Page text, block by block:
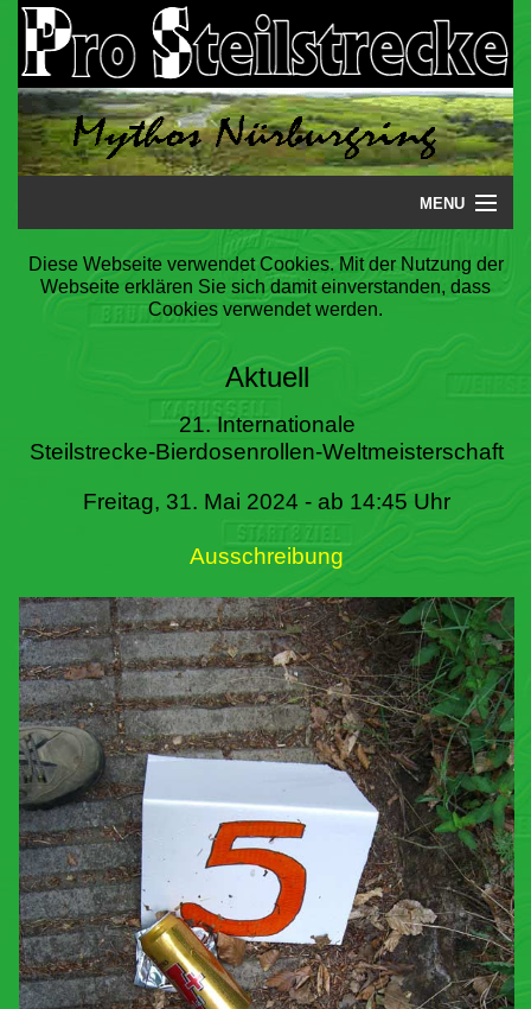
MENU
Startseite
Steilstrecke
Literatur
Termine
Diese Webseite verwendet Cookies. Mit der Nutzung der
Webseite erklären Sie sich damit einverstanden, dass
Cookies verwendet werden.
Aktuell
21. Internationale
Steilstrecke-Bierdosenrollen-Weltmeisterschaft
Freitag, 31. Mai 2024 - ab 14:45 Uhr
Ausschreibung